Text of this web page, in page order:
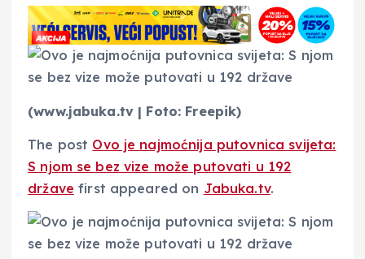
(www.jabuka.tv | Foto: Freepik)
The post Ovo je najmoćnija putovnica svijeta:
S njom se bez vize može putovati u 192
države first appeared on Jabuka.tv.